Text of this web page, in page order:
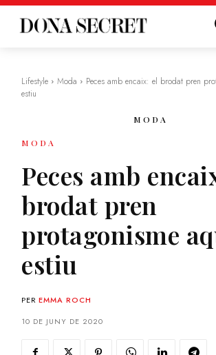
Lifestyle Moda
Peces amb encaix: el brodat pren
estiu
MODA
MODA
Peces amb
brodat pren
protagonisme
estiu
PER EMMA ROCH
10 DE JUNY DE 2020